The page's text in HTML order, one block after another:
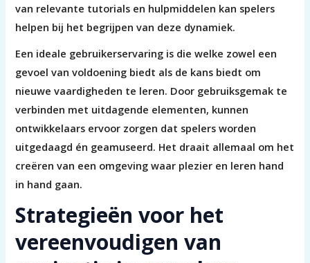
van relevante tutorials en hulpmiddelen kan spelers
helpen bij het begrijpen van deze dynamiek.
Een ideale gebruikerservaring is die welke zowel een
gevoel van voldoening biedt als de kans biedt om
nieuwe vaardigheden te leren. Door gebruiksgemak te
verbinden met uitdagende elementen, kunnen
ontwikkelaars ervoor zorgen dat spelers worden
uitgedaagd én geamuseerd. Het draait allemaal om het
creëren van een omgeving waar plezier en leren hand
in hand gaan.
Strategieën voor het
vereenvoudigen van